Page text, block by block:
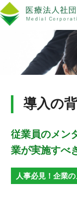
導入の
従業員のメン
業が実施すべ
人事必見！企業